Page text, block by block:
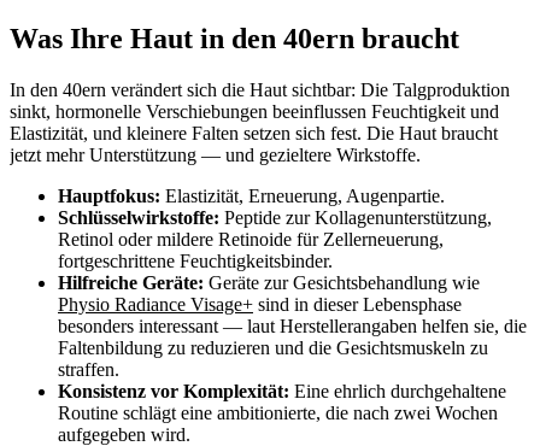
Was Ihre Haut in den 40ern braucht
In den 40ern verändert sich die Haut sichtbar: Die Talgproduktion
sinkt, hormonelle Verschiebungen beeinflussen Feuchtigkeit und
Elastizität, und kleinere Falten setzen sich fest. Die Haut braucht
jetzt mehr Unterstützung — und gezieltere Wirkstoffe.
Hauptfokus: Elastizität, Erneuerung, Augenpartie.
Schlüsselwirkstoffe: Peptide zur Kollagenunterstützung,
Retinol oder mildere Retinoide für Zellerneuerung,
fortgeschrittene Feuchtigkeitsbinder.
Hilfreiche Geräte: Geräte zur Gesichtsbehandlung wie
Physio Radiance Visage+ sind in dieser Lebensphase
besonders interessant — laut Herstellerangaben helfen sie, die
Faltenbildung zu reduzieren und die Gesichtsmuskeln zu
straffen.
Konsistenz vor Komplexität: Eine ehrlich durchgehaltene
Routine schlägt eine ambitionierte, die nach zwei Wochen
aufgegeben wird.